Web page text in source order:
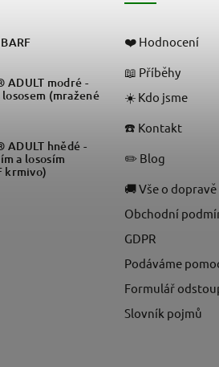
ADULT modré -
(mražené
ADULT hnědé -
a lososím
krmivo)
❤️ Hodnocení
📖 Příběhy
☀️ Kdo jsme
☎️ Kontakt
✏️ Blog
🚚 Vše o
Obchodní
GDPR
Podáváme
Formulář
Slovník pojmů